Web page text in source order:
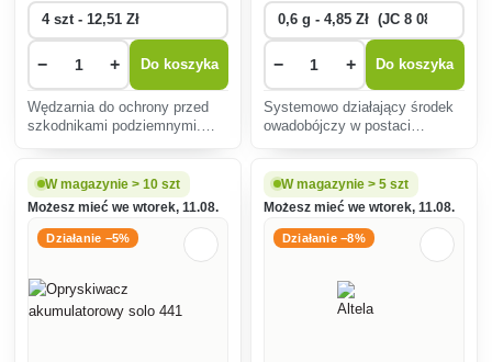
− + Do koszyka
Wędzarnia do ochrony przed
szkodnikami podziemnymi.
dymnej.
− + Do koszyka
Systemowo działający środek
owadobójczy w postaci
działania.
W magazynie > 10 szt
Możesz mieć we wtorek, 11.08.
Działanie −5%
W magazynie > 5 szt
Możesz mieć we wtorek, 11.08.
Działanie −8%